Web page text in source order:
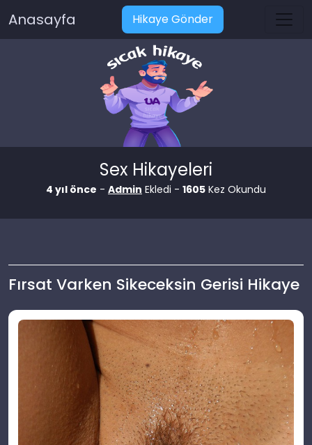
Anasayfa Hikaye Gönder
Sex Hikayeleri
4 yıl önce - Admin Ekledi - 1605 Kez Okundu
Fırsat Varken Sikeceksin Gerisi Hikaye